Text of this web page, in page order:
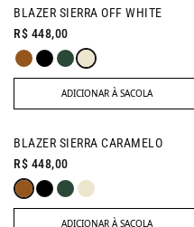
BLAZER SIERRA OFF WHITE
R$ 448,00
ADICIONAR À SACOLA
BLAZER SIERRA CARAMELO
R$ 448,00
ADICIONAR À SACOLA